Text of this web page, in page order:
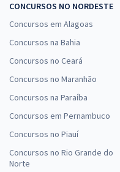
CONCURSOS NO NORDESTE
Concursos em Alagoas
Concursos na Bahia
Concursos no Ceará
Concursos no Maranhão
Concursos na Paraíba
Concursos em Pernambuco
Concursos no Piauí
Concursos no Rio Grande do
Norte